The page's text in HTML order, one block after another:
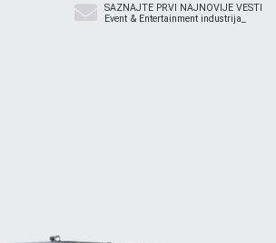
SAZNAJTE PRVI NAJNOVIJE VESTI
Event & Entertainment industrija_